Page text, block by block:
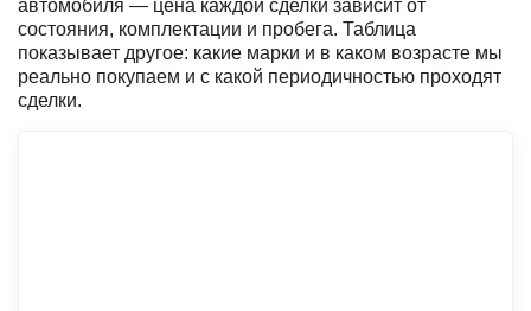
автомобиля — цена каждой сделки зависит от
состояния, комплектации и пробега. Таблица
показывает другое: какие марки и в каком возрасте мы
реально покупаем и с какой периодичностью проходят
сделки.